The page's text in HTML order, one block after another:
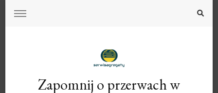
Zapomnij o przerwach w